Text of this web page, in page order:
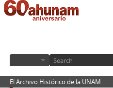
El Archivo Histórico de la UNAM